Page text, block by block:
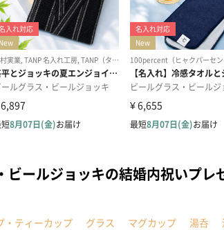
ビールジョッキの結婚内祝いプレ
・ティーカップ グラス マグカップ 湯呑